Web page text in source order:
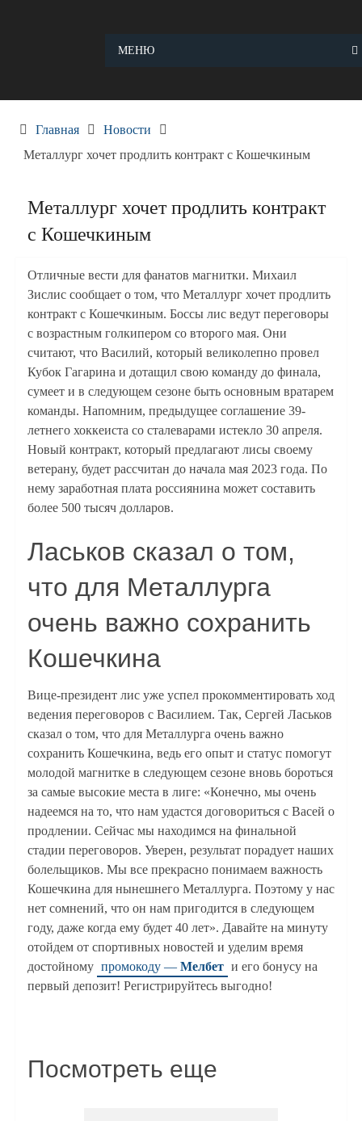
МЕНЮ
Главная
Новости
Металлург хочет продлить контракт с Кошечкиным
Металлург хочет продлить контракт
с Кошечкиным
Отличные вести для фанатов магнитки. Михаил
Зислис сообщает о том, что Металлург хочет продлить
контракт с Кошечкиным. Боссы лис ведут переговоры
с возрастным голкипером со второго мая. Они
считают, что Василий, который великолепно провел
Кубок Гагарина и дотащил свою команду до финала,
сумеет и в следующем сезоне быть основным вратарем
команды. Напомним, предыдущее соглашение 39-
летнего хоккеиста со сталеварами истекло 30 апреля.
Новый контракт, который предлагают лисы своему
ветерану, будет рассчитан до начала мая 2023 года. По
нему заработная плата россиянина может составить
более 500 тысяч долларов.
Ласьков сказал о том,
что для Металлурга
очень важно сохранить
Кошечкина
Вице-президент лис уже успел прокомментировать ход
ведения переговоров с Василием. Так, Сергей Ласьков
сказал о том, что для Металлурга очень важно
сохранить Кошечкина, ведь его опыт и статус помогут
молодой магнитке в следующем сезоне вновь бороться
за самые высокие места в лиге: «Конечно, мы очень
надеемся на то, что нам удастся договориться с Васей о
продлении. Сейчас мы находимся на финальной
стадии переговоров. Уверен, результат порадует наших
болельщиков. Мы все прекрасно понимаем важность
Кошечкина для нынешнего Металлурга. Поэтому у нас
нет сомнений, что он нам пригодится в следующем
году, даже когда ему будет 40 лет». Давайте на минуту
отойдем от спортивных новостей и уделим время
достойному промокоду — Мелбет и его бонусу на
первый депозит! Регистрируйтесь выгодно!
Посмотреть еще